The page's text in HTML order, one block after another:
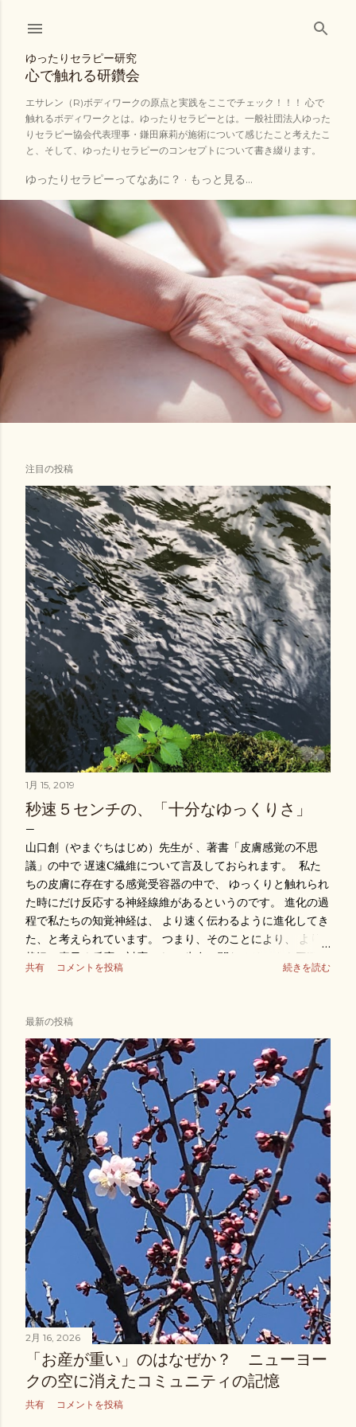
スキップしてメイン コンテンツに移動
ゆったりセラピー研究
心で触れる研鑽会
エサレン（R)ボディワークの原点と実践をここでチェック！！！ 心で
触れるボディワークとは。ゆったりセラピーとは。一般社団法人ゆった
りセラピー協会代表理事・鎌田麻莉が施術について感じたこと考えたこ
と、そして、ゆったりセラピーのコンセプトについて書き綴ります。
ゆったりセラピーってなあに？ もっと見る…
投
稿
注目の投稿
1月 15, 2019
秒速５センチの、「十分なゆっくりさ」
山口創（やまぐちはじめ）先生が 、著書「皮膚感覚の不思
議」の中で 遅速C繊維について言及しておられます。 私た
ちの皮膚に存在する感覚受容器の中で、 ゆっくりと触れられ
た時にだけ反応する神経線維があるというのです。 進化の過
程で私たちの知覚神経は、 より速く伝わるように進化してき
た、と考えられています。 つまり、そのことにより、 より
状況に素早く反応、対応でき、 生存に関わるリスクを回避
し、 またより良いコミュニケーションを維持できる という
経系が発達すればするほどその役割を失い、 やがて進化の過
程で消えていくものだと 考えられていたわけです。ところが
実は、どうも重要な役割を果たしてているらしい ということ
がわかってきたのです。むしろ、その重要な役割のために進
化の過程で残された、とも言えるのです。 ゆっくりと触れら
れると、 遅速C繊維が反応し、 他の触覚刺激とは違った神経
ルートを通って ”ゆっくりと”大脳皮質に伝わり、 しかも広範
囲が活性化するのだ そうです。 実は通常の触覚刺激は、 ”速
く”伝えるための神経ルートを 、より素早く伝わるように、
得られた刺激（情報）量を適度に削ぎ落として 伝達されてい
くらしいのです。 感覚の自動的な取捨選択、というか、神経
細胞が伝えるべき情報を選ぶということが起こるんです
ね。。。 これが、識別感覚系と呼ばれる神経伝達ルートなの
です。 識別感覚系では、多分、生存本能にとってこれは重要
というような 感覚だけがピックアップされるのだろうと思い
ます。そして、その刺激の起こった場所に対応した、大脳皮
質の限られた部分だけを 活性化させ、認知や判断という処理
をより”素早く”するのですね。 この神経ルートが作動すると
き、私たちの意識は、外側に向くのではないでしょうか。私
自身の体験から、なんとなくそんな風に感じています。 一
方、ゆっくりと触れられる刺激は 、細分化されていない未発
共有 コメントを投稿 続きを読む
最新の投稿
2月 16, 2026
「お産が重い」のはなぜか？ ニューヨー
クの空に消えたコミュニティの記憶
共有 コメントを投稿